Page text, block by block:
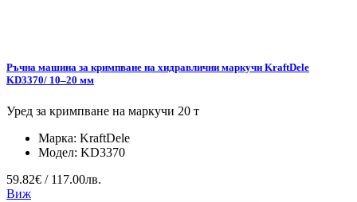
Ръчна машина за кримпване на хидравлични маркучи KraftDele
KD3370/ 10–20 мм
Уред за кримпване на маркучи 20 т
Марка: KraftDele
Модел: KD3370
59.82€ / 117.00лв.
Виж